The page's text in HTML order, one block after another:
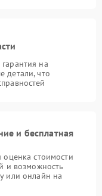
на
детали, что
и бесплатная
оценка стоимости
и возможность
или онлайн на